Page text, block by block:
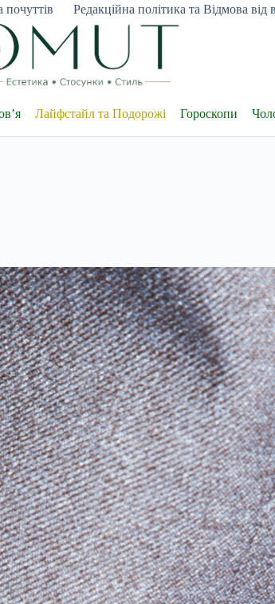
Редакційна політика та Відмова від
Лайфстайл та Подорожі Гороскопи